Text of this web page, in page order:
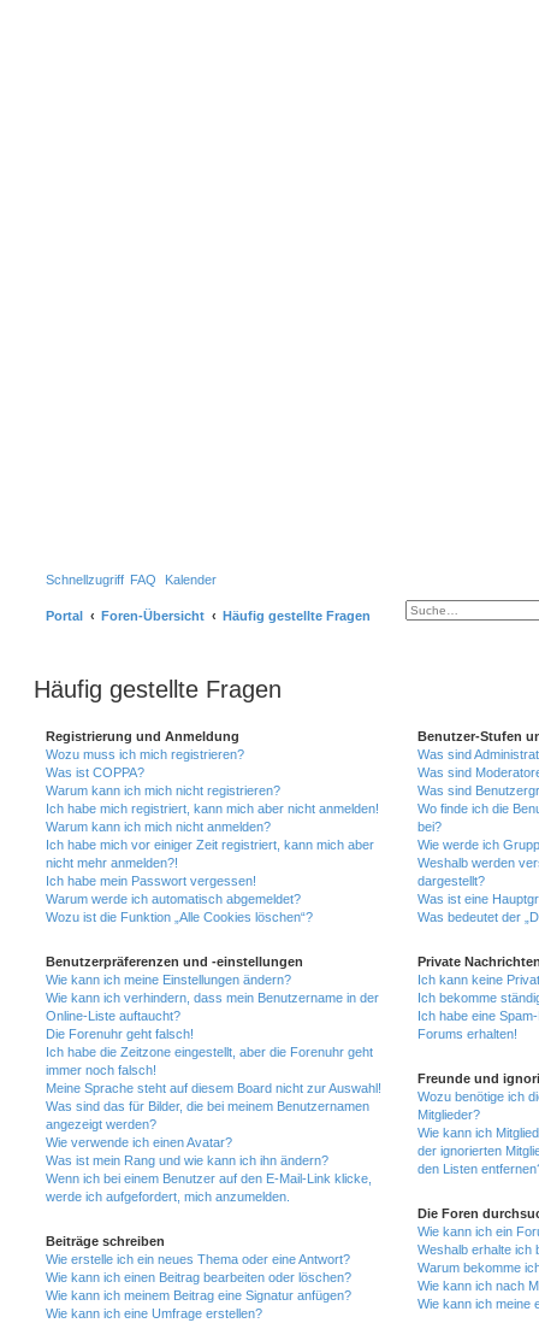
Schnellzugriff FAQ Kalender
Portal Foren-Übersicht Häufig gestellte Fragen Suche
Erweiterte Suche
Häufig gestellte Fragen
Registrierung und Anmeldung
Wozu muss ich mich registrieren?
Was ist COPPA?
Warum kann ich mich nicht registrieren?
Ich habe mich registriert, kann mich aber nicht anmelden!
Warum kann ich mich nicht anmelden?
Ich habe mich vor einiger Zeit registriert, kann mich aber
nicht mehr anmelden?!
Ich habe mein Passwort vergessen!
Warum werde ich automatisch abgemeldet?
Wozu ist die Funktion „Alle Cookies löschen“?
Benutzerpräferenzen und -einstellungen
Wie kann ich meine Einstellungen ändern?
Wie kann ich verhindern, dass mein Benutzername in der
Online-Liste auftaucht?
Die Forenuhr geht falsch!
Ich habe die Zeitzone eingestellt, aber die Forenuhr geht
immer noch falsch!
Meine Sprache steht auf diesem Board nicht zur Auswahl!
Was sind das für Bilder, die bei meinem Benutzernamen
angezeigt werden?
Wie verwende ich einen Avatar?
Was ist mein Rang und wie kann ich ihn ändern?
Wenn ich bei einem Benutzer auf den E-Mail-Link klicke,
werde ich aufgefordert, mich anzumelden.
Beiträge schreiben
Wie erstelle ich ein neues Thema oder eine Antwort?
Wie kann ich einen Beitrag bearbeiten oder löschen?
Wie kann ich meinem Beitrag eine Signatur anfügen?
Wie kann ich eine Umfrage erstellen?
Benutzer-Stufen
Was sind
Was sind
Was sind
Wo finde ich die
bei?
Wie werde ich
Weshalb werden
dargestellt?
Was ist eine
Was bedeutet der
Private
Ich kann keine
Ich bekomme
Ich habe eine
Forums erhalten!
Freunde und
Wozu benötige ich
Mitglieder?
Wie kann ich
der ignorierten
den Listen
Die Foren
Wie kann ich ein
Weshalb erhalte ich
Warum bekomme
Wie kann ich nach
Wie kann ich meine